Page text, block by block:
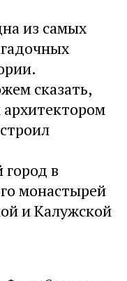
из самых
сказать,
в
монастырей
и Калужской